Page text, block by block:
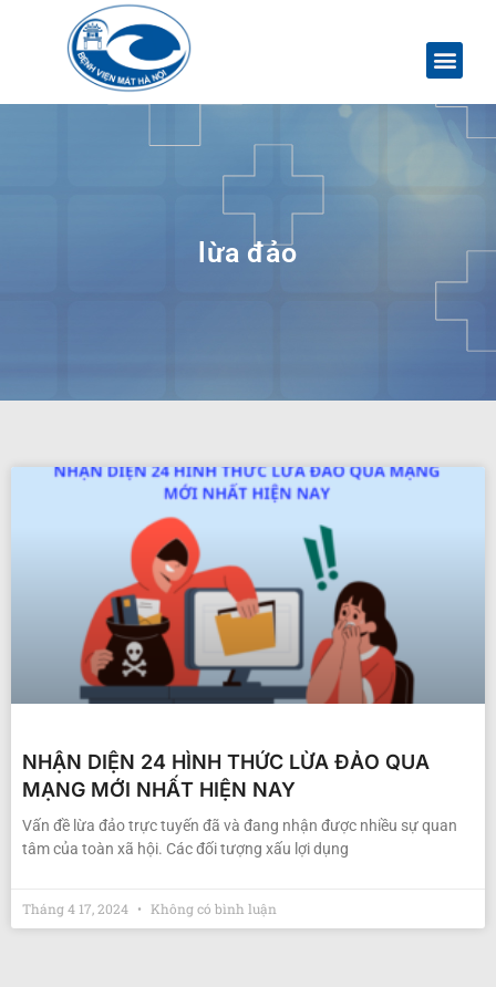
lừa đảo
NHẬN DIỆN 24 HÌNH THỨC LỪA ĐẢO QUA
MẠNG MỚI NHẤT HIỆN NAY
Vấn đề lừa đảo trực tuyến đã và đang nhận được nhiều sự quan
tâm của toàn xã hội. Các đối tượng xấu lợi dụng
Tháng 4 17, 2024 Không có bình luận